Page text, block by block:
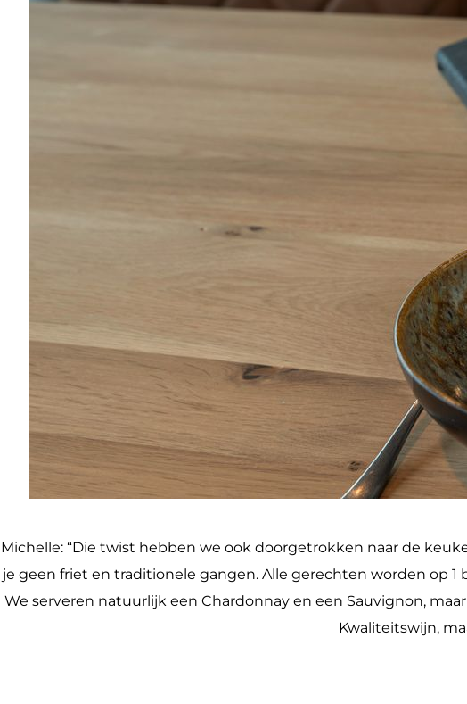
Michelle: “Die twist hebben we ook doorgetrokken naar de
je geen friet en traditionele gangen. Alle gerechten worden op
We serveren natuurlijk een Chardonnay en een Sauvignon,
Kwaliteitswijn,